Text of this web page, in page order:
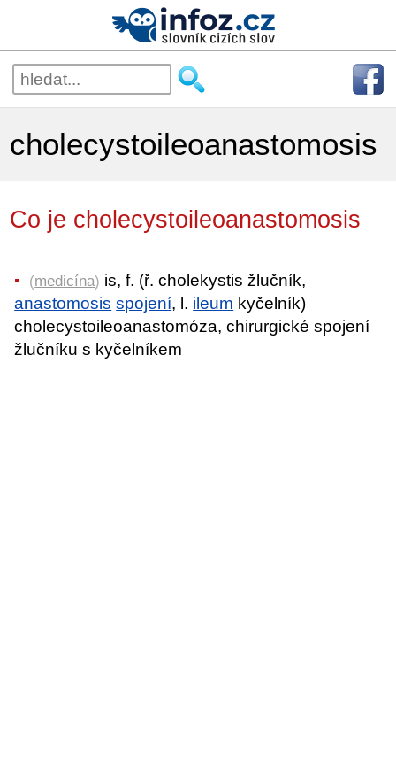
cholecystoileoanastomosis
Co je cholecystoileoanastomosis
(medicína) is, f. (ř. cholekystis žlučník,
anastomosis spojení, l. ileum kyčelník)
cholecystoileoanastomóza, chirurgické spojení
žlučníku s kyčelníkem